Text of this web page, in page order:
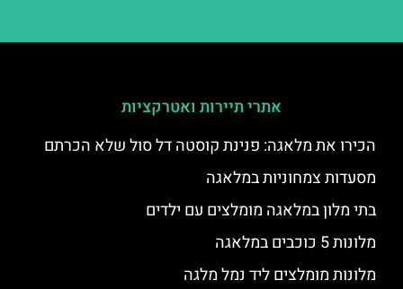
אתרי תיירות ואטרקציות
הכירו את מלאגה: פנינת קוסטה דל סול שלא הכרתם
מסעדות צמחוניות במלאגה
בתי מלון במלאגה מומלצים עם ילדים
מלונות 5 כוכבים במלאגה
מלונות מומלצים ליד נמל מלגה